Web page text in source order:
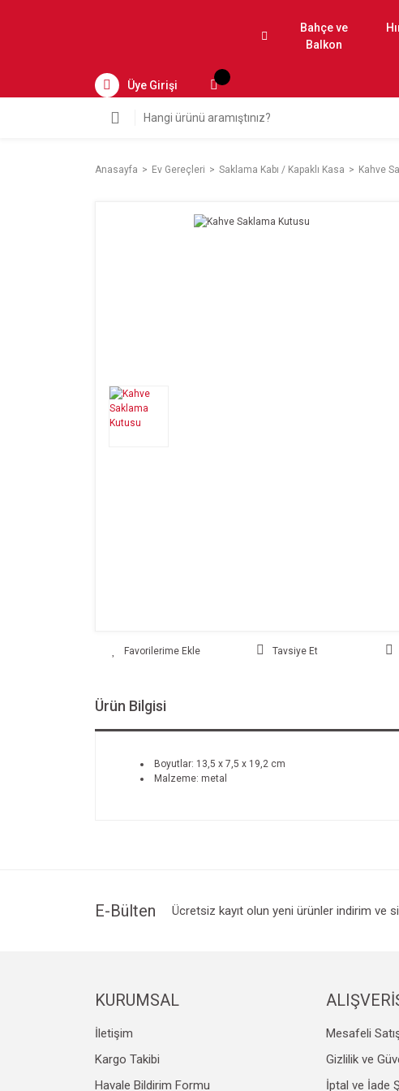
Bahçe ve
Balkon
Üye Girişi
Anasayfa Ev Gereçleri Saklama Kabı / Kapaklı Kasa Kahve
Tavsiye Et
Ürün Bilgisi
Boyutlar: 13,5 x 7,5 x 19,2 cm
Malzeme: metal
E-Bülten Ücretsiz kayıt olun yeni ürünler indirim ve
KURUMSAL
İletişim
Kargo Takibi
Havale Bildirim Formu
Mesafeli
Gizlilik ve
İptal ve İade